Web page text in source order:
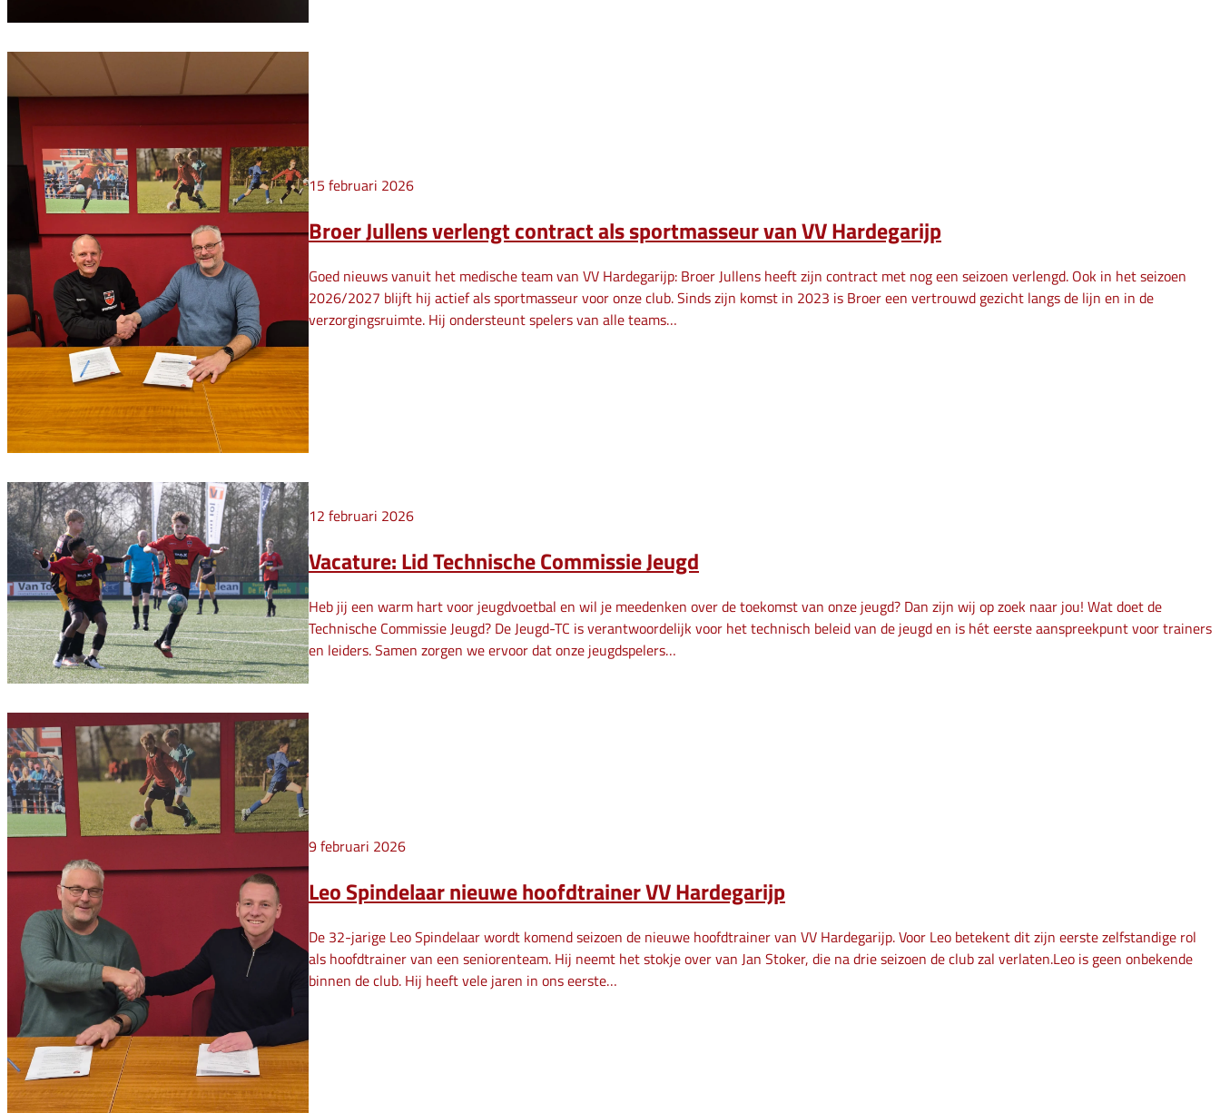
15 februari 2026
Broer Jullens verlengt contract als sportmasseur van VV Hardegarijp
Goed nieuws vanuit het medische team van VV Hardegarijp: Broer Jullens heeft zijn contract met nog een seizoen verlengd. Ook in het seizoen
2026/2027 blijft hij actief als sportmasseur voor onze club. Sinds zijn komst in 2023 is Broer een vertrouwd gezicht langs de lijn en in de
verzorgingsruimte. Hij ondersteunt spelers van alle teams…
12 februari 2026
Vacature: Lid Technische Commissie Jeugd
Heb jij een warm hart voor jeugdvoetbal en wil je meedenken over de toekomst van onze jeugd? Dan zijn wij op zoek naar jou! Wat doet de
Technische Commissie Jeugd? De Jeugd-TC is verantwoordelijk voor het technisch beleid van de jeugd en is hét eerste aanspreekpunt voor trainers
en leiders. Samen zorgen we ervoor dat onze jeugdspelers…
9 februari 2026
Leo Spindelaar nieuwe hoofdtrainer VV Hardegarijp
De 32-jarige Leo Spindelaar wordt komend seizoen de nieuwe hoofdtrainer van VV Hardegarijp. Voor Leo betekent dit zijn eerste zelfstandige rol
als hoofdtrainer van een seniorenteam. Hij neemt het stokje over van Jan Stoker, die na drie seizoen de club zal verlaten.Leo is geen onbekende
binnen de club. Hij heeft vele jaren in ons eerste…